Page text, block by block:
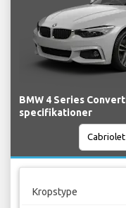
BMW 4 Series
specifikationer
Kropstype